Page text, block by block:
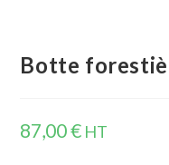
Botte
87,00€ HT